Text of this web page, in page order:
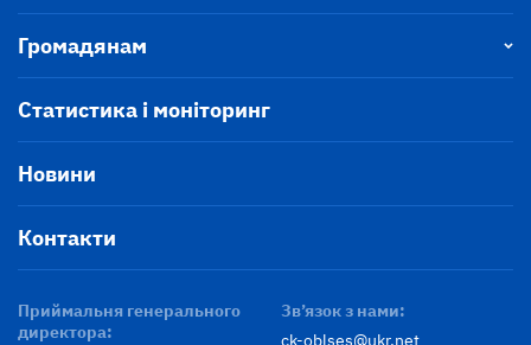
Громадянам
Статистика і моніторинг
Новини
Контакти
Приймальня генерального
директора:
Зв’язок з нами: